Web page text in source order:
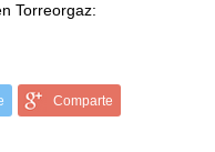
Torreorgaz:
Comparte